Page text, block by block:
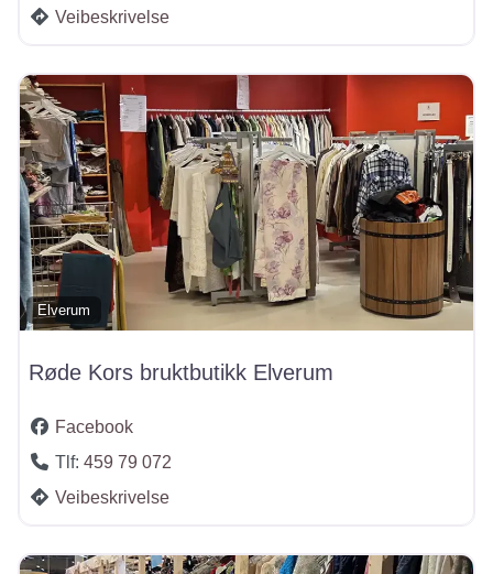
Veibeskrivelse
Elverum
Røde Kors bruktbutikk Elverum
Facebook
Tlf: 459 79 072
Veibeskrivelse